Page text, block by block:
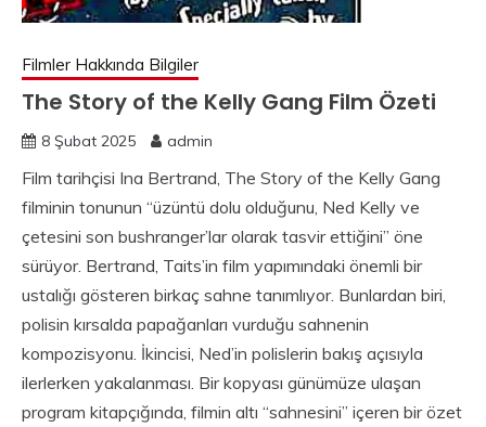
Filmler Hakkında Bilgiler
The Story of the Kelly Gang Film Özeti
8 Şubat 2025 admin
Film tarihçisi Ina Bertrand, The Story of the Kelly Gang
filminin tonunun “üzüntü dolu olduğunu, Ned Kelly ve
çetesini son bushranger’lar olarak tasvir ettiğini” öne
sürüyor. Bertrand, Taits’in film yapımındaki önemli bir
ustalığı gösteren birkaç sahne tanımlıyor. Bunlardan biri,
polisin kırsalda papağanları vurduğu sahnenin
kompozisyonu. İkincisi, Ned’in polislerin bakış açısıyla
ilerlerken yakalanması. Bir kopyası günümüze ulaşan
program kitapçığında, filmin altı “sahnesini” içeren bir özet